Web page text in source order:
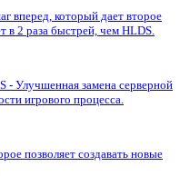
вперед, который дает второе
в 2 раза быстрей, чем HLDS.
- Улучшенная замена серверной
игрового процесса.
позволяет создавать новые